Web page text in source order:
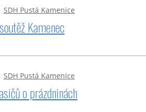
SDH Pustá Kamenice
Kamenec
SDH Pustá Kamenice
o prázdninách